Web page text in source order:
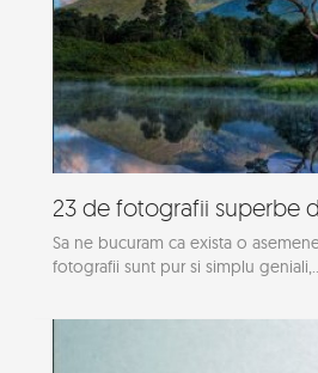
23 de fotografii superbe
Sa ne bucuram ca exista o
fotografii sunt pur si simplu